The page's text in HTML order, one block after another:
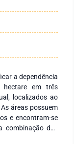
a dependência
hectare em três
localizados ao
áreas possuem
e encontram-se
combinação dos
foi verificado as